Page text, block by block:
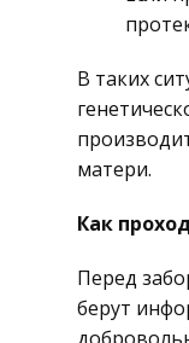
В таких
матери.
Как
Перед
берут